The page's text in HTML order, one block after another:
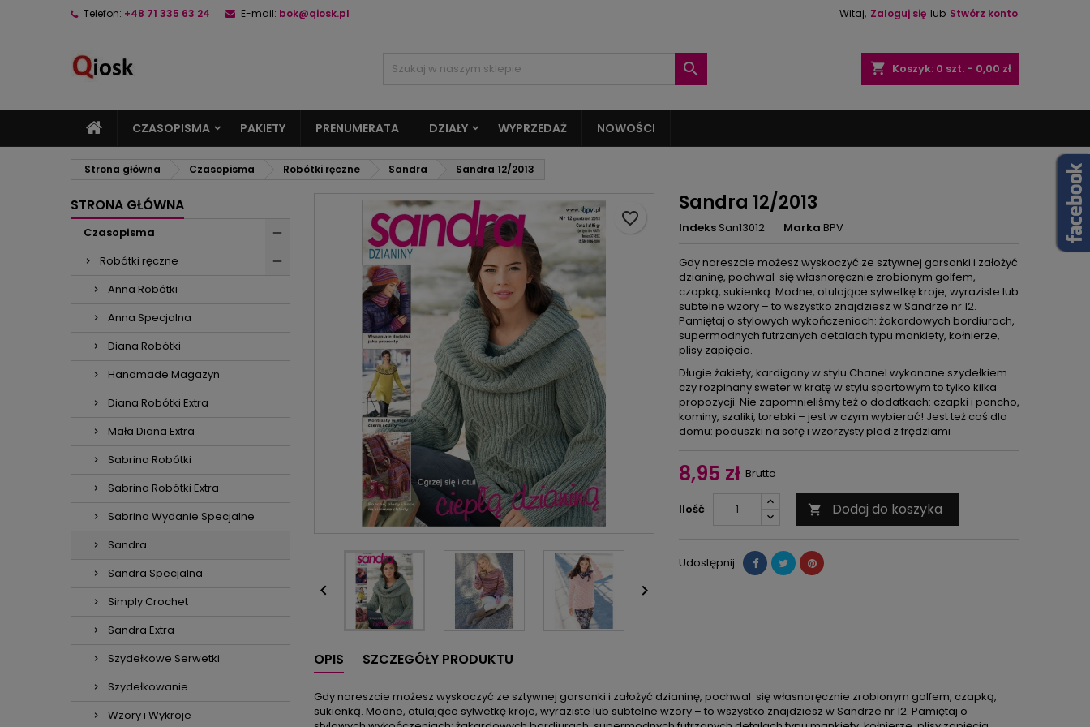
Telefon: +48 71 335 63 24 E-mail: bok@qiosk.pl Witaj, Zaloguj się lub Stwórz konto
shopping_cart Koszyk: 0 szt. - 0,00 zł

CZASOPISMA PAKIETY PRENUMERATA DZIAŁY WYPRZEDAŻ NOWOŚCI
Strona główna Czasopisma Robótki ręczne Sandra Sandra 12/2013
STRONA GŁÓWNA
Czasopisma
Robótki ręczne
Anna Robótki
Anna Specjalna
Diana Robótki
Handmade Magazyn
Diana Robótki Extra
Mała Diana Extra
Sabrina Robótki
Sabrina Robótki Extra
Sabrina Wydanie Specjalne
Sandra
Sandra Specjalna
Simply Crochet
Sandra Extra
Szydełkowe Serwetki
Szydełkowanie
Wzory i Wykroje
 
Sandra 12/2013
Indeks San13012 Marka BPV
Gdy nareszcie możesz wyskoczyć ze sztywnej garsonki i założyć
dzianinę, pochwal się własnoręcznie zrobionym golfem,
czapką, sukienką. Modne, otulające sylwetkę kroje, wyraziste lub
subtelne wzory – to wszystko znajdziesz w Sandrze nr 12.
Pamiętaj o stylowych wykończeniach: żakardowych bordiurach,
supermodnych futrzanych detalach typu mankiety, kołnierze,
plisy zapięcia.
Długie żakiety, kardigany w stylu Chanel wykonane szydełkiem
czy rozpinany sweter w kratę w stylu sportowym to tylko kilka
propozycji. Nie zapomnieliśmy też o dodatkach: czapki i poncho,
kominy, szaliki, torebki – jest w czym wybierać! Jest też coś dla
domu: poduszki na sofę i wzorzysty pled z frędzlami
8,95 zł Brutto
Ilość  Dodaj do koszyka
favorite_border
Udostępnij
OPIS SZCZEGÓŁY PRODUKTU
Gdy nareszcie możesz wyskoczyć ze sztywnej garsonki i założyć dzianinę, pochwal się własnoręcznie zrobionym golfem, czapką,
sukienką. Modne, otulające sylwetkę kroje, wyraziste lub subtelne wzory – to wszystko znajdziesz w Sandrze nr 12. Pamiętaj o
Musisz być zalogowany by zapisać produkty na swojej liście życzeń.